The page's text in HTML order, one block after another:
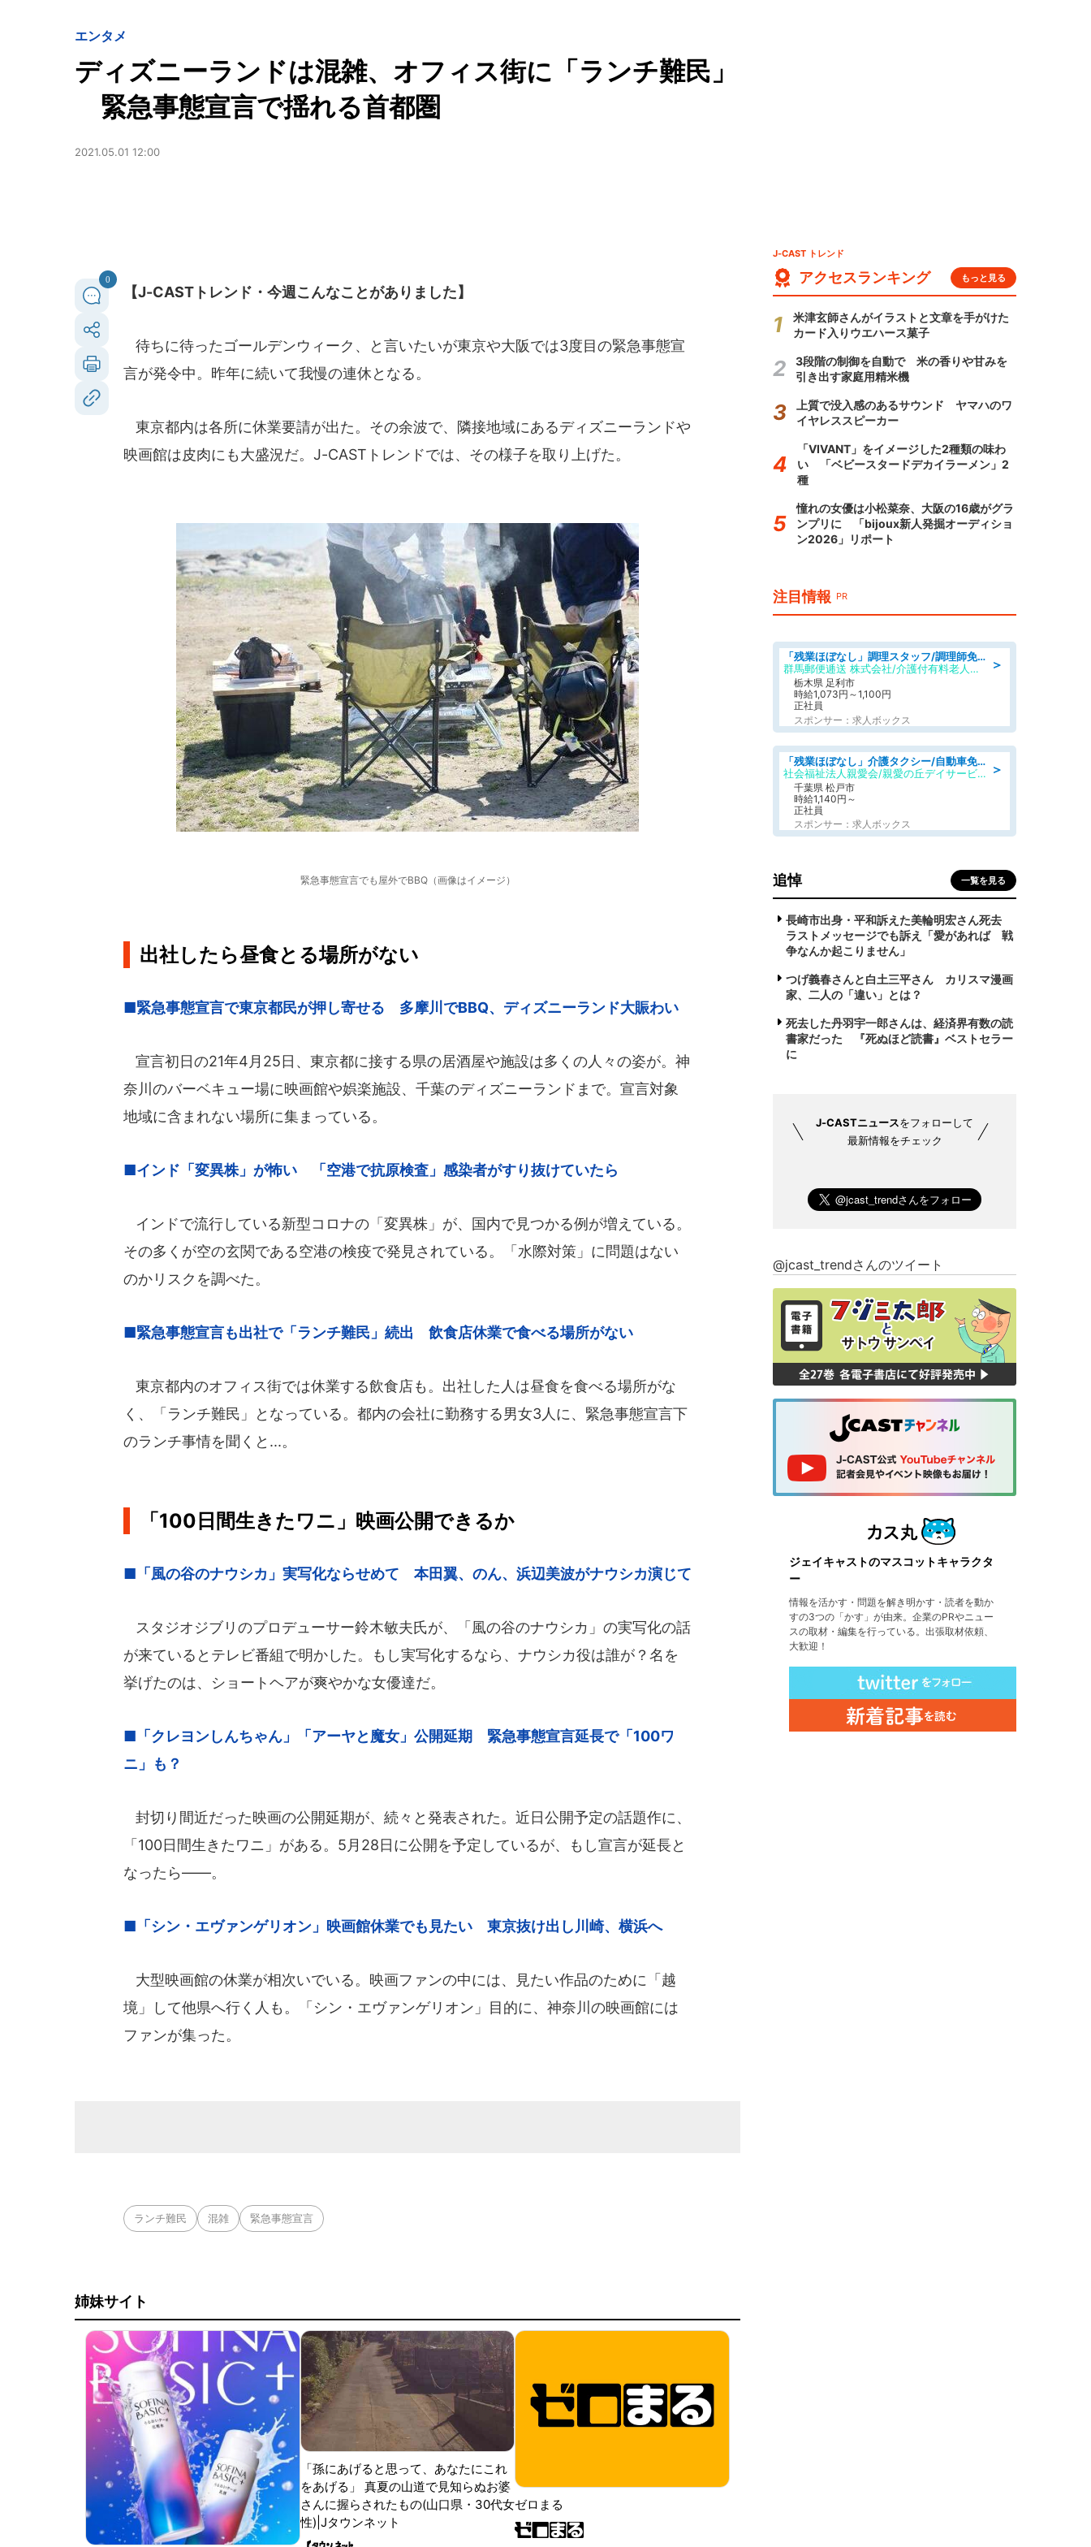
エンタメ
ディズニーランドは混雑、オフィス街に「ランチ難民」
緊急事態宣言で揺れる首都圏
2021.05.01 12:00
0
【J-CASTトレンド・今週こんなことがありました】
待ちに待ったゴールデンウィーク、と言いたいが東京や大阪では3度目の緊急事態宣
言が発令中。昨年に続いて我慢の連休となる。
東京都内は各所に休業要請が出た。その余波で、隣接地域にあるディズニーランドや
映画館は皮肉にも大盛況だ。J-CASTトレンドでは、その様子を取り上げた。
緊急事態宣言でも屋外でBBQ（画像はイメージ）
出社したら昼食とる場所がない
■緊急事態宣言で東京都民が押し寄せる 多摩川でBBQ、ディズニーランド大賑わい
宣言初日の21年4月25日、東京都に接する県の居酒屋や施設は多くの人々の姿が。神
奈川のバーベキュー場に映画館や娯楽施設、千葉のディズニーランドまで。宣言対象
地域に含まれない場所に集まっている。
■インド「変異株」が怖い 「空港で抗原検査」感染者がすり抜けていたら
インドで流行している新型コロナの「変異株」が、国内で見つかる例が増えている。
その多くが空の玄関である空港の検疫で発見されている。「水際対策」に問題はない
のかリスクを調べた。
■緊急事態宣言も出社で「ランチ難民」続出 飲食店休業で食べる場所がない
東京都内のオフィス街では休業する飲食店も。出社した人は昼食を食べる場所がな
く、「ランチ難民」となっている。都内の会社に勤務する男女3人に、緊急事態宣言下
のランチ事情を聞くと...。
「100日間生きたワニ」映画公開できるか
■「風の谷のナウシカ」実写化ならせめて 本田翼、のん、浜辺美波がナウシカ演じて
スタジオジブリのプロデューサー鈴木敏夫氏が、「風の谷のナウシカ」の実写化の話
が来ているとテレビ番組で明かした。もし実写化するなら、ナウシカ役は誰が？名を
挙げたのは、ショートヘアが爽やかな女優達だ。
■「クレヨンしんちゃん」「アーヤと魔女」公開延期 緊急事態宣言延長で「100ワ
ニ」も？
封切り間近だった映画の公開延期が、続々と発表された。近日公開予定の話題作に、
「100日間生きたワニ」がある。5月28日に公開を予定しているが、もし宣言が延長と
なったら――。
■「シン・エヴァンゲリオン」映画館休業でも見たい 東京抜け出し川崎、横浜へ
大型映画館の休業が相次いでいる。映画ファンの中には、見たい作品のために「越
境」して他県へ行く人も。「シン・エヴァンゲリオン」目的に、神奈川の映画館には
ファンが集った。
ランチ難民 混雑 緊急事態宣言
姉妹サイト
「孫にあげると思って、あなたにこれ
をあげる」 真夏の山道で見知らぬお婆
さんに握らされたもの(山口県・30代女
性)|Jタウンネット
ゼロまる
J-CAST トレンド
アクセスランキング もっと見る
米津玄師さんがイラストと文章を手がけた
カード入りウエハース菓子
3段階の制御を自動で 米の香りや甘みを
引き出す家庭用精米機
上質で没入感のあるサウンド ヤマハのワ
イヤレススピーカー
「VIVANT」をイメージした2種類の味わ
い 「ベビースタードデカイラーメン」2
種
憧れの女優は小松菜奈、大阪の16歳がグラ
ンプリに 「bijoux新人発掘オーディショ
ン2026」リポート
注目情報 PR
＞
「残業ほぼなし」調理スタッフ/調理師免許必須/正職員/日勤のみ/介護付き有料老人ホーム/社会保障完備
群馬郵便逓送 株式会社/介護付有料老人ホーム ふる里
栃木県 足利市
時給1,073円～1,100円
正社員
スポンサー：求人ボックス
＞
「残業ほぼなし」介護タクシー/自動車免許必須/正職員/日勤のみ/デイサービス
社会福祉法人親愛会/親愛の丘デイサービス
千葉県 松戸市
時給1,140円～
正社員
スポンサー：求人ボックス
追悼 一覧を見る
長崎市出身・平和訴えた美輪明宏さん死去
ラストメッセージでも訴え「愛があれば 戦
争なんか起こりません」
つげ義春さんと白土三平さん カリスマ漫画
家、二人の「違い」とは？
死去した丹羽宇一郎さんは、経済界有数の読
書家だった 『死ぬほど読書』ベストセラー
に
J-CASTニュースをフォローして
最新情報をチェック
@jcast_trendさんのツイート
ジェイキャストのマスコットキャラクタ
ー
情報を活かす・問題を解き明かす・読者を動か
すの3つの「かす」が由来。企業のPRやニュー
スの取材・編集を行っている。出張取材依頼、
大歓迎！